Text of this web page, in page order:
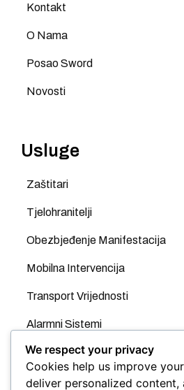
Kontakt
O Nama
Posao Sword
Novosti
Usluge
Zaštitari
Tjelohranitelji
Obezbjeđenje Manifestacija
Mobilna Intervencija
Transport Vrijednosti
Alarmni Sistemi
Videonadzor
GPS
We respect your privacy
Cookies help us improve
deliver personalized content,